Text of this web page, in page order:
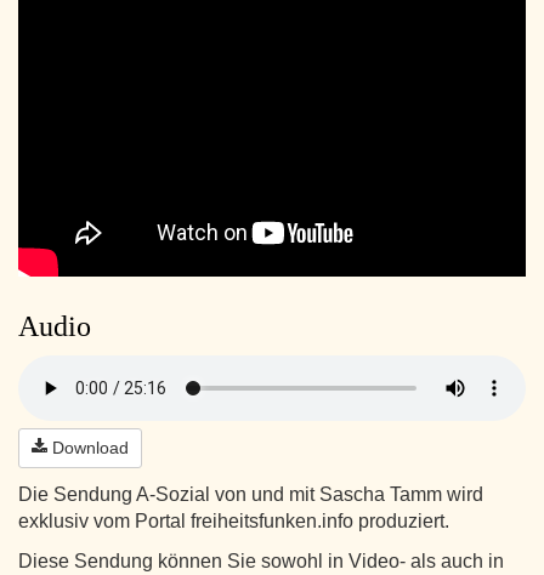
Audio
Download
Die Sendung A-Sozial von und mit Sascha Tamm wird
exklusiv vom Portal freiheitsfunken.info produziert.
Diese Sendung können Sie sowohl in Video- als auch in